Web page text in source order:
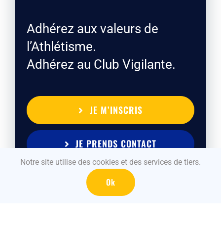
Adhérez aux valeurs de
l’Athlétisme.
Adhérez au Club Vigilante.
JE M’INSCRIS
JE PRENDS CONTACT
Notre site utilise des cookies et des services de tiers.
Ok